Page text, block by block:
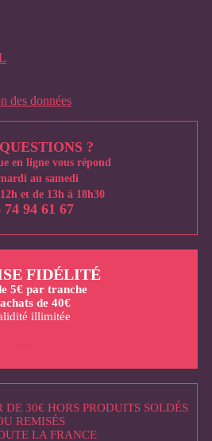
des données
?
en ligne vous répond
au samedi
et de 13h à 18h30
74 94 61 67
FIDÉLITÉ
5€ par tranche
de 40€
illimitée
DE 30€ HORS PRODUITS SOLDÉS
REMISÉS
LA FRANCE